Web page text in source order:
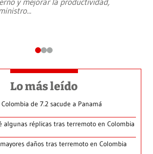
...
Lo más leído
de 7.2 sacude a Panamá
algunas réplicas tras terremoto en Colombia
daños tras terremoto en Colombia